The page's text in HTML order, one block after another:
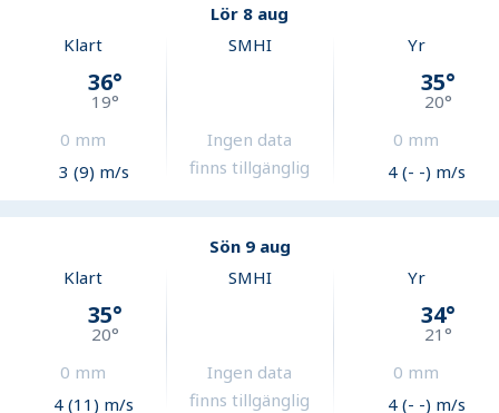
Lör 8 aug
Klart
36°
19°
0 mm
3 (9) m/s
SMHI
Ingen data
finns tillgänglig
Yr
35°
20°
0 mm
4 (- -) m/s
Sön 9 aug
Klart
35°
20°
0 mm
4 (11) m/s
SMHI
Ingen data
finns tillgänglig
Yr
34°
21°
0 mm
4 (- -) m/s